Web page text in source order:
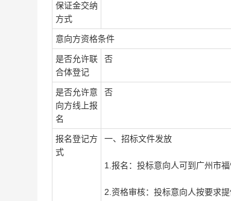
保证金交纳
方式
意向方资格条件
是否允许联
合体登记
否
是否允许意
向方线上报
名
否
报名登记方
式
一、招标文件发放
1.报名：投标意向人可到广州市
2.资格审核：投标意向人按要求